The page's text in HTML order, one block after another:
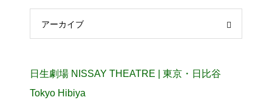
アーカイブ
日生劇場 NISSAY THEATRE | 東京・日比谷
Tokyo Hibiya